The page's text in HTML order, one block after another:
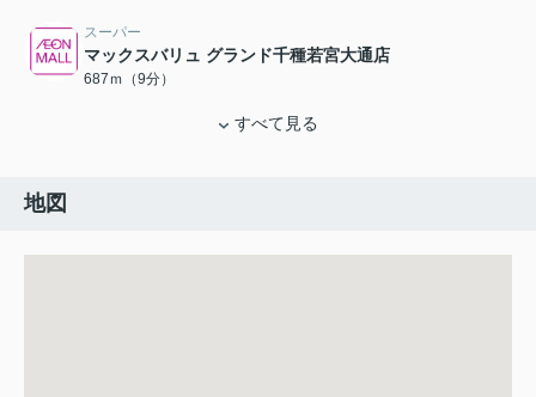
スーパー
マックスバリュ グランド千種若宮大通店
687ｍ（9分）
すべて見る
地図